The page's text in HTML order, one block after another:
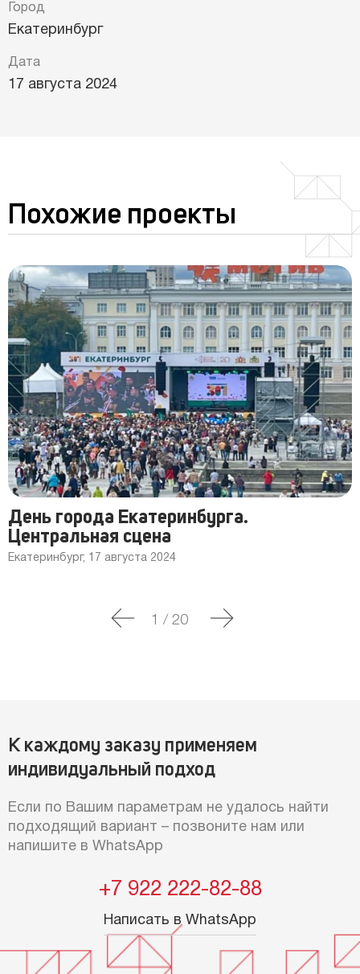
Город
Екатеринбург
Дата
17 августа 2024
Похожие проекты
День города Екатеринбурга.
Центральная сцена
Екатеринбург, 17 августа 2024
1 / 20
К каждому заказу применяем
индивидуальный подход
Если по Вашим параметрам не удалось найти
подходящий вариант – позвоните нам или
напишите в WhatsApp
+7 922 222-82-88
Написать в WhatsApp